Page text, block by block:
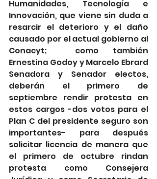
Humanidades, Tecnología e
Innovación, que viene sin duda a
resarcir el deterioro y el daño
causado por el actual gobierno al
Conacyt;  como también
Ernestina Godoy y Marcelo Ebrard
Senadora y Senador electos,
deberán el primero de
septiembre rendir protesta en
estos cargos -dos votos para el
Plan C del presidente seguro son
importantes- para después
solicitar licencia de manera que
el primero de octubre rindan
protesta como Consejera